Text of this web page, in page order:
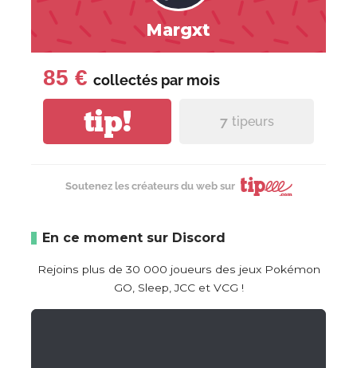
Margxt
85 € collectés par mois
tip! 7 tipeurs
Soutenez les créateurs du web sur
En ce moment sur Discord
Rejoins plus de 30 000 joueurs des jeux Pokémon
GO, Sleep, JCC et VCG !